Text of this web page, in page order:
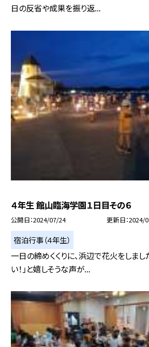
日の反省や成果を振り返...
４年生 館山臨海学園１日目その６
公開日 2024/07/24 更新日 2024/
宿泊行事（４年生）
一日の締めくくりに、浜辺で花火をしまし
い！」と嬉しそうな声が...